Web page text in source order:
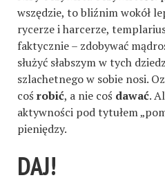
wszędzie, to bliźnim wokół
rycerze i harcerze,
faktycznie – zdobywać
służyć słabszym w tych
szlachetnego w sobie nosi.
coś robić, a nie coś dawać.
aktywności pod tytułem
pieniędzy.
DAJ!